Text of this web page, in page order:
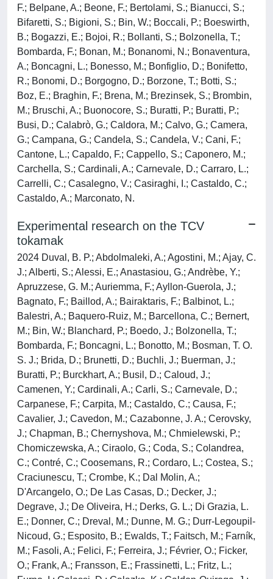
F.; Belpane, A.; Beone, F.; Bertolami, S.; Bianucci, S.;
Bifaretti, S.; Bigioni, S.; Bin, W.; Boccali, P.; Boeswirth,
B.; Bogazzi, E.; Bojoi, R.; Bollanti, S.; Bolzonella, T.;
Bombarda, F.; Bonan, M.; Bonanomi, N.; Bonaventura,
A.; Boncagni, L.; Bonesso, M.; Bonfiglio, D.; Bonifetto,
R.; Bonomi, D.; Borgogno, D.; Borzone, T.; Botti, S.;
Boz, E.; Braghin, F.; Brena, M.; Brezinsek, S.; Brombin,
M.; Bruschi, A.; Buonocore, S.; Buratti, P.; Buratti, P.;
Busi, D.; Calabrò, G.; Caldora, M.; Calvo, G.; Camera,
G.; Campana, G.; Candela, S.; Candela, V.; Cani, F.;
Cantone, L.; Capaldo, F.; Cappello, S.; Caponero, M.;
Carchella, S.; Cardinali, A.; Carnevale, D.; Carraro, L.;
Carrelli, C.; Casalegno, V.; Casiraghi, I.; Castaldo, C.;
Castaldo, A.; Marconato, N.
Experimental research on the TCV
tokamak
2024 Duval, B. P.; Abdolmaleki, A.; Agostini, M.; Ajay, C.
J.; Alberti, S.; Alessi, E.; Anastasiou, G.; Andrèbe, Y.;
Apruzzese, G. M.; Auriemma, F.; Ayllon-Guerola, J.;
Bagnato, F.; Baillod, A.; Bairaktaris, F.; Balbinot, L.;
Balestri, A.; Baquero-Ruiz, M.; Barcellona, C.; Bernert,
M.; Bin, W.; Blanchard, P.; Boedo, J.; Bolzonella, T.;
Bombarda, F.; Boncagni, L.; Bonotto, M.; Bosman, T. O.
S. J.; Brida, D.; Brunetti, D.; Buchli, J.; Buerman, J.;
Buratti, P.; Burckhart, A.; Busil, D.; Caloud, J.;
Camenen, Y.; Cardinali, A.; Carli, S.; Carnevale, D.;
Carpanese, F.; Carpita, M.; Castaldo, C.; Causa, F.;
Cavalier, J.; Cavedon, M.; Cazabonne, J. A.; Cerovsky,
J.; Chapman, B.; Chernyshova, M.; Chmielewski, P.;
Chomiczewska, A.; Ciraolo, G.; Coda, S.; Colandrea,
C.; Contré, C.; Coosemans, R.; Cordaro, L.; Costea, S.;
Craciunescu, T.; Crombe, K.; Dal Molin, A.;
D'Arcangelo, O.; De Las Casas, D.; Decker, J.;
Degrave, J.; De Oliveira, H.; Derks, G. L.; Di Grazia, L.
E.; Donner, C.; Dreval, M.; Dunne, M. G.; Durr-Legoupil-
Nicoud, G.; Esposito, B.; Ewalds, T.; Faitsch, M.; Farník,
M.; Fasoli, A.; Felici, F.; Ferreira, J.; Février, O.; Ficker,
O.; Frank, A.; Fransson, E.; Frassinetti, L.; Fritz, L.;